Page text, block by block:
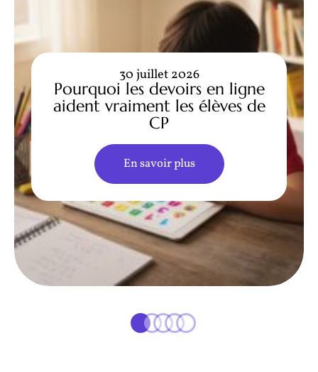
Pourquoi les devoirs en ligne
aident vraiment les élèves de
CP
30 juillet 2026
En savoir plus